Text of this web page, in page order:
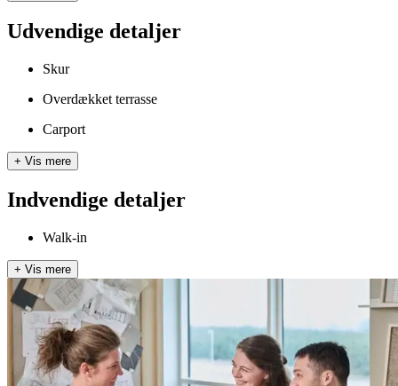
Udvendige detaljer
Skur
Overdækket terrasse
Carport
+ Vis mere
Indvendige detaljer
Walk-in
+ Vis mere